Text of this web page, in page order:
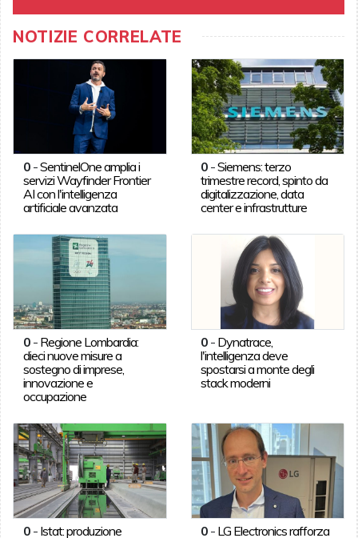
NOTIZIE CORRELATE
0-SentinelOne amplia i
servizi Wayfinder Frontier
AI con l'intelligenza
artificiale avanzata
0 -Siemens: terzo
trimestre record, spinto da
digitalizzazione, data
center e infrastrutture
0- Regione Lombardia:
dieci nuove misure a
sostegno di imprese,
innovazione e
occupazione
0 - Dynatrace,
l'intelligenza deve
spostarsi a monte degli
stack moderni
0- Istat: produzione
0 - LG Electronics rafforza